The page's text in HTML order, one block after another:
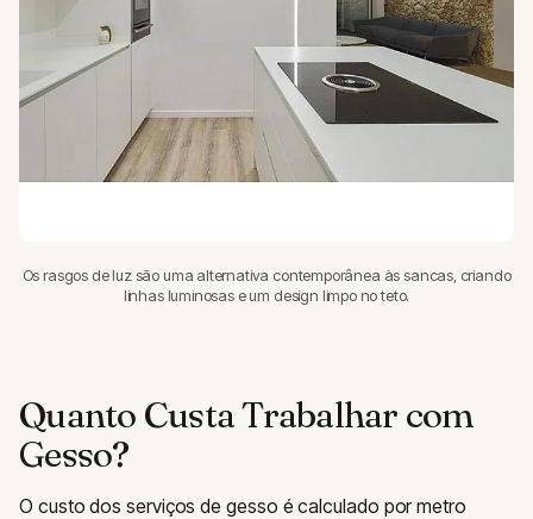
Os rasgos de luz são uma alternativa contemporânea às sancas, criando
linhas luminosas e um design limpo no teto.
Quanto Custa Trabalhar com
Gesso?
O custo dos serviços de gesso é calculado por metro